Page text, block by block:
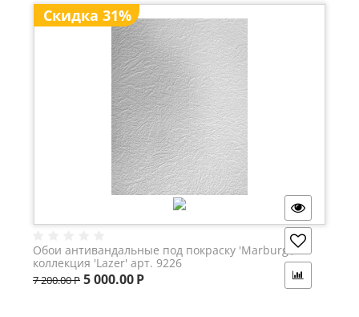
Скидка 31%
Обои антивандальные под покраску 'Marburg',
коллекция 'Lazer' арт. 9226
7 200.00Р 5 000.00Р